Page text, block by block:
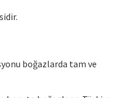
boğazlarda tam ve